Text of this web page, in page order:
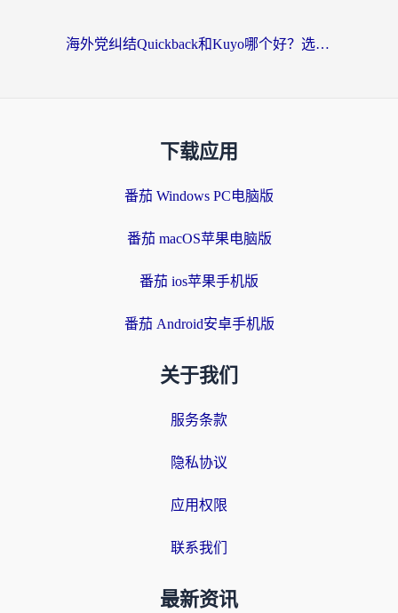
海外党纠结Quickback和Kuyo哪个好？选对回国加速器才能无缝刷国内资源
下载应用
番茄 Windows PC电脑版
番茄 macOS苹果电脑版
番茄 ios苹果手机版
番茄 Android安卓手机版
关于我们
服务条款
隐私协议
应用权限
联系我们
最新资讯